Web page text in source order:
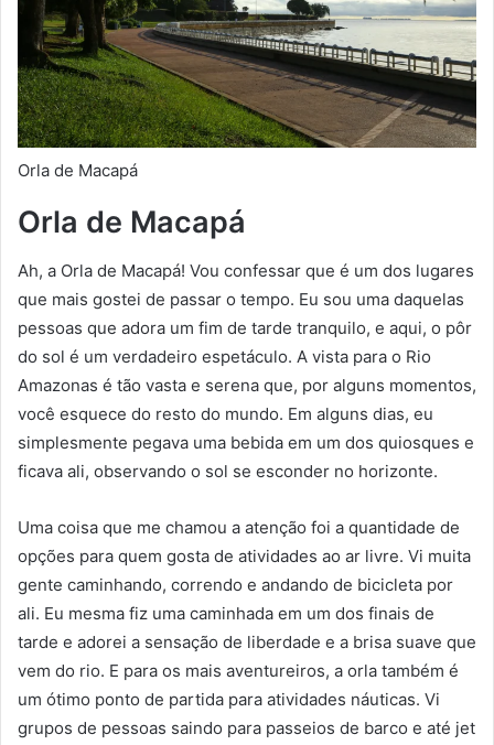
Orla de Macapá
Orla de Macapá
Ah, a Orla de Macapá! Vou confessar que é um dos lugares
que mais gostei de passar o tempo. Eu sou uma daquelas
pessoas que adora um fim de tarde tranquilo, e aqui, o pôr
do sol é um verdadeiro espetáculo. A vista para o Rio
Amazonas é tão vasta e serena que, por alguns momentos,
você esquece do resto do mundo. Em alguns dias, eu
simplesmente pegava uma bebida em um dos quiosques e
ficava ali, observando o sol se esconder no horizonte.
Uma coisa que me chamou a atenção foi a quantidade de
opções para quem gosta de atividades ao ar livre. Vi muita
gente caminhando, correndo e andando de bicicleta por
ali. Eu mesma fiz uma caminhada em um dos finais de
tarde e adorei a sensação de liberdade e a brisa suave que
vem do rio. E para os mais aventureiros, a orla também é
um ótimo ponto de partida para atividades náuticas. Vi
grupos de pessoas saindo para passeios de barco e até jet